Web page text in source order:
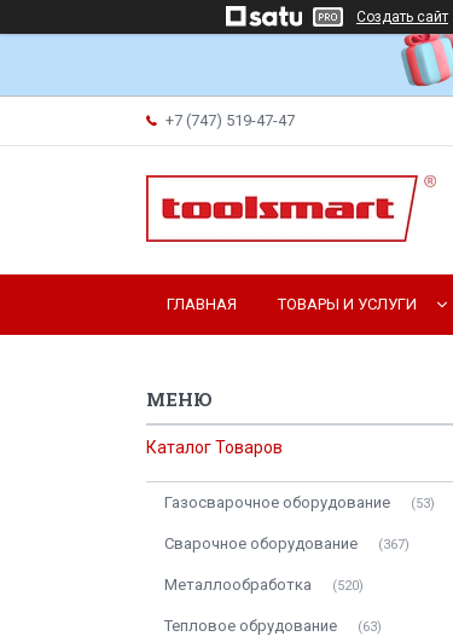
Создать сайт
+7 (747) 519-47-47
ГЛАВНАЯ ТОВАРЫ И УСЛУГИ
Каталог Товаров
Газосварочное оборудование 53
Сварочное оборудование 367
Металлообработка 520
Тепловое обрудование 63